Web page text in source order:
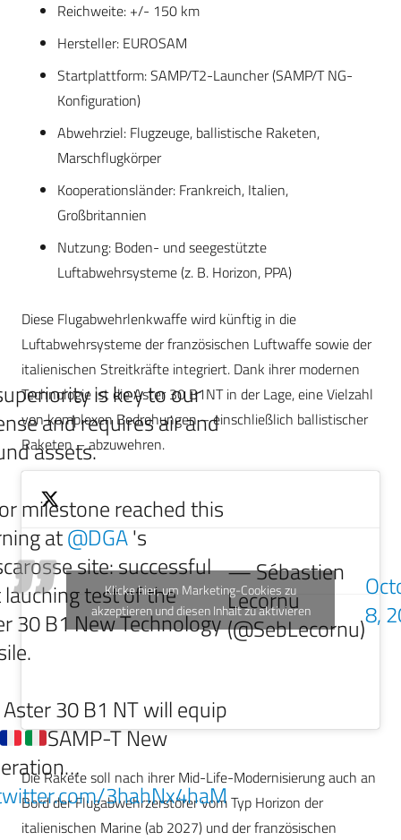
Reichweite: +/- 150 km
Hersteller: EUROSAM
Startplattform: SAMP/T2-Launcher (SAMP/T NG-
Konfiguration)
Abwehrziel: Flugzeuge, ballistische Raketen,
Marschflugkörper
Kooperationsländer: Frankreich, Italien,
Großbritannien
Nutzung: Boden- und seegestützte
Luftabwehrsysteme (z. B. Horizon, PPA)
Diese Flugabwehrlenkwaffe wird künftig in die
Luftabwehrsysteme der französischen Luftwaffe sowie der
italienischen Streitkräfte integriert. Dank ihrer modernen
Technologie ist die Aster 30 B1NT in der Lage, eine Vielzahl
von komplexen Bedrohungen – einschließlich ballistischer
Raketen – abzuwehren.
is key to our
and requires air and
assets.
milestone reached this
at@DGA's
site: successful
test of the
30 B1 New Technology
30 B1 NT will equip
SAMP-T New
3hahNx4haM
— Sébastien
Lecornu
(@SebLecornu)8,
Klicke hier, um Marketing-Cookies zu
akzeptieren und diesen Inhalt zu aktivieren
Die Rakete soll nach ihrer Mid-Life-Modernisierung auch an
Bord der Flugabwehrzerstörer vom Typ Horizon der
italienischen Marine (ab 2027) und der französischen